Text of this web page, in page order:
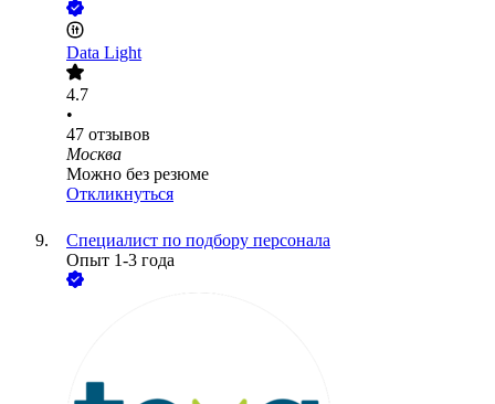
Data Light
4.7
•
47 отзывов
Москва
Можно без резюме
Откликнуться
Специалист по подбору персонала
Опыт 1-3 года